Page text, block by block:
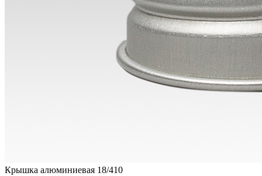
Крышка алюминиевая 18/410